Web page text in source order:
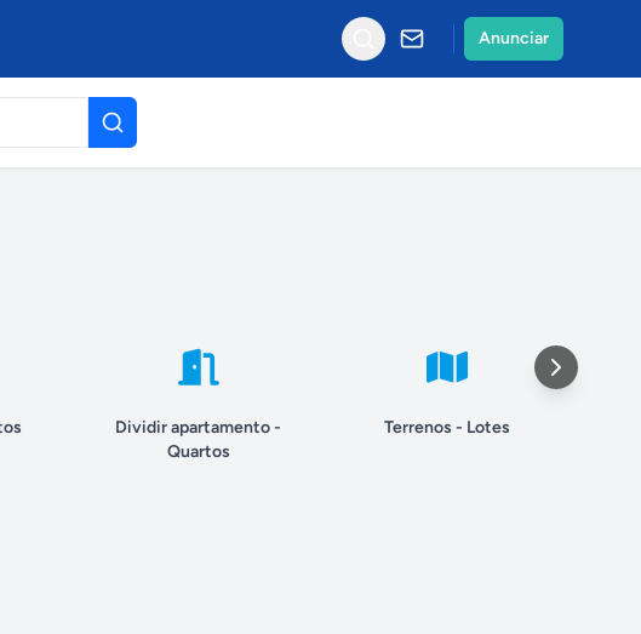
Anunciar
Dividir apartamento -
Quartos
Terrenos - Lotes